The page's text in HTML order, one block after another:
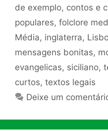
de exemplo, contos e
populares, folclore
Média, inglaterra,
mensagens bonitas,
evangelicas, siciliano,
curtos, textos legais
Deixe um